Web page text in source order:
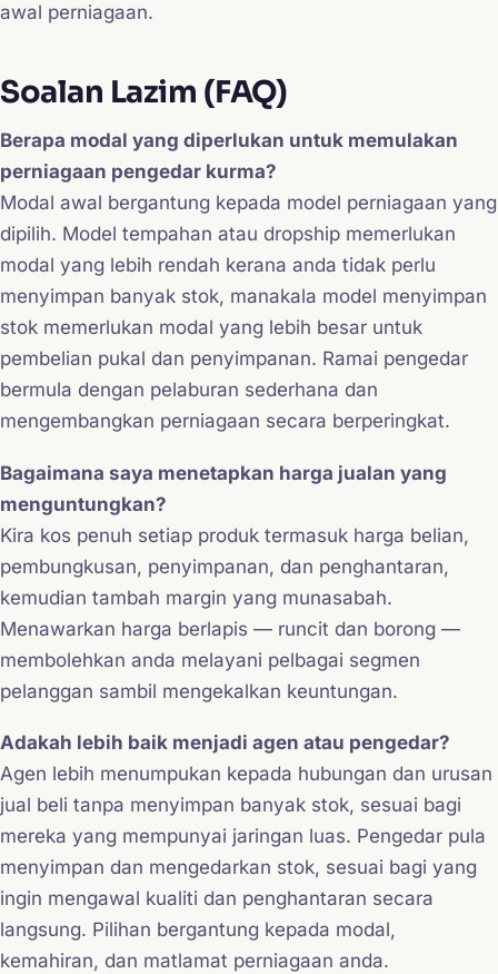
awal perniagaan.
Soalan Lazim (FAQ)
Berapa modal yang diperlukan untuk memulakan
perniagaan pengedar kurma?
Modal awal bergantung kepada model perniagaan yang
dipilih. Model tempahan atau dropship memerlukan
modal yang lebih rendah kerana anda tidak perlu
menyimpan banyak stok, manakala model menyimpan
stok memerlukan modal yang lebih besar untuk
pembelian pukal dan penyimpanan. Ramai pengedar
bermula dengan pelaburan sederhana dan
mengembangkan perniagaan secara berperingkat.
Bagaimana saya menetapkan harga jualan yang
menguntungkan?
Kira kos penuh setiap produk termasuk harga belian,
pembungkusan, penyimpanan, dan penghantaran,
kemudian tambah margin yang munasabah.
Menawarkan harga berlapis — runcit dan borong —
membolehkan anda melayani pelbagai segmen
pelanggan sambil mengekalkan keuntungan.
Adakah lebih baik menjadi agen atau pengedar?
Agen lebih menumpukan kepada hubungan dan urusan
jual beli tanpa menyimpan banyak stok, sesuai bagi
mereka yang mempunyai jaringan luas. Pengedar pula
menyimpan dan mengedarkan stok, sesuai bagi yang
ingin mengawal kualiti dan penghantaran secara
langsung. Pilihan bergantung kepada modal,
kemahiran, dan matlamat perniagaan anda.